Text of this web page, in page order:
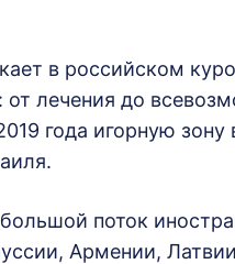
в российском
лечения до
года игорную
поток
Армении,